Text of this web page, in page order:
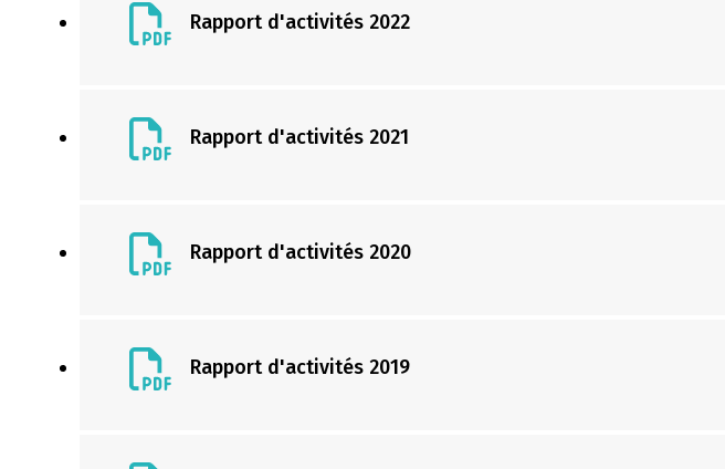
Rapport d'activités 2022
Rapport d'activités 2021
Rapport d'activités 2020
Rapport d'activités 2019